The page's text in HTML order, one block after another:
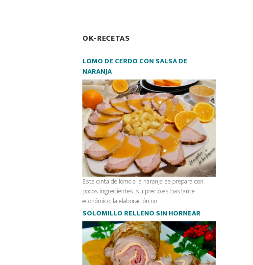
OK-RECETAS
LOMO DE CERDO CON SALSA DE
NARANJA
Esta cinta de lomo a la naranja se prepara con
pocos ingredientes, su precio es bastante
económico, la elaboración no
SOLOMILLO RELLENO SIN HORNEAR